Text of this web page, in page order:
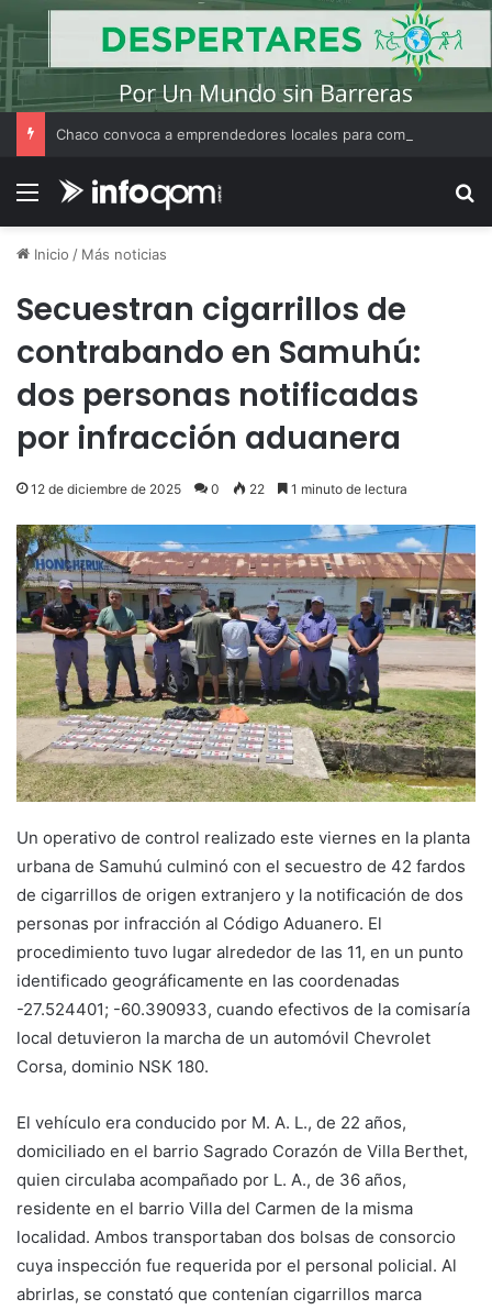
Menú
Inicio / Más noticias
Secuestran cigarrillos de
contrabando en Samuhú:
dos personas notificadas
por infracción aduanera
12 de diciembre de 2025 0 22 1 minuto de lectura
Un operativo de control realizado este viernes en la planta
urbana de Samuhú culminó con el secuestro de 42 fardos
de cigarrillos de origen extranjero y la notificación de dos
personas por infracción al Código Aduanero. El
procedimiento tuvo lugar alrededor de las 11, en un punto
identificado geográficamente en las coordenadas
-27.524401; -60.390933, cuando efectivos de la comisaría
local detuvieron la marcha de un automóvil Chevrolet
Corsa, dominio NSK 180.
El vehículo era conducido por M. A. L., de 22 años,
domiciliado en el barrio Sagrado Corazón de Villa Berthet,
quien circulaba acompañado por L. A., de 36 años,
residente en el barrio Villa del Carmen de la misma
localidad. Ambos transportaban dos bolsas de consorcio
cuya inspección fue requerida por el personal policial. Al
abrirlas, se constató que contenían cigarrillos marca